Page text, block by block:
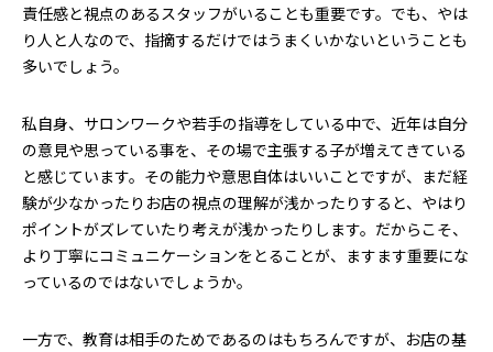
責任感と視点のあるスタッフがいることも重要です。でも、やは
り人と人なので、指摘するだけではうまくいかないということも
多いでしょう。
私自身、サロンワークや若手の指導をしている中で、近年は自分
の意見や思っている事を、その場で主張する子が増えてきている
と感じています。その能力や意思自体はいいことですが、まだ経
験が少なかったりお店の視点の理解が浅かったりすると、やはり
ポイントがズレていたり考えが浅かったりします。だからこそ、
より丁寧にコミュニケーションをとることが、ますます重要にな
っているのではないでしょうか。
一方で、教育は相手のためであるのはもちろんですが、お店の基